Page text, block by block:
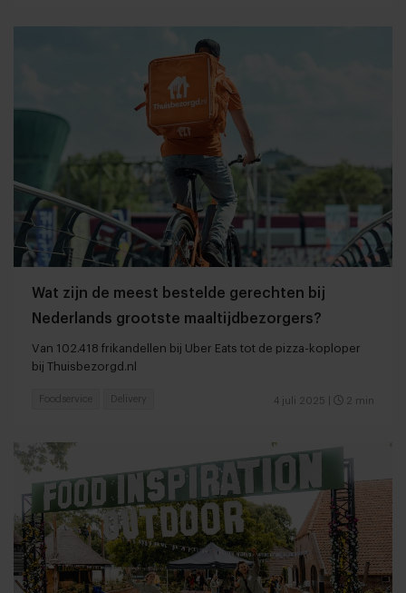
Wat zijn de meest bestelde gerechten bij
Nederlands grootste maaltijdbezorgers?
Van 102.418 frikandellen bij Uber Eats tot de pizza-koploper
bij Thuisbezorgd.nl
4 juli 2025 2 min
Foodservice Delivery